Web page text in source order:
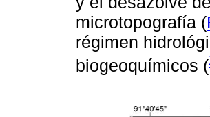
microtopografía (
régimen
biogeoquímicos (